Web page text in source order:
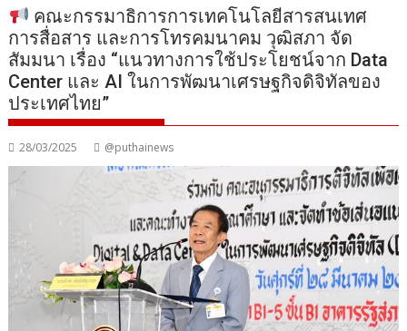
คณะกรรมาธิการการเทคโนโลยีสารสนเทศ
การสื่อสาร และการโทรคมนาคม วุฒิสภา จัด
สัมมนา เรื่อง “แนวทางการใช้ประโยชน์จาก Data
Center และ AI ในการพัฒนาเศรษฐกิจดิจิทัลของ
ประเทศไทย”
28/03/2025 @puthainews